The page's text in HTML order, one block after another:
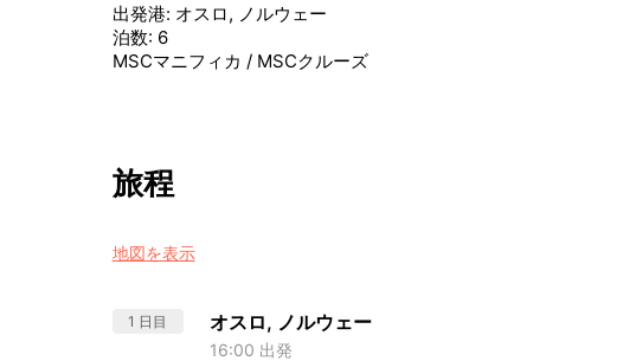
出発港: オスロ, ノルウェー
泊数: 6
MSCマニフィカ / MSCクルーズ
旅程
地図を表示
1 日目 オスロ, ノルウェー
16:00 出発